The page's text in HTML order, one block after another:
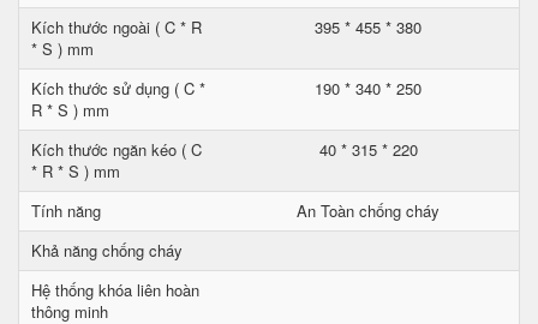
Kích thước ngoài ( C * R
* S ) mm
395 * 455 * 380
Kích thước sử dụng ( C *
R * S ) mm
190 * 340 * 250
Kích thước ngăn kéo ( C
* R * S ) mm
40 * 315 * 220
Tính năng
An Toàn chống cháy
Khả năng chống cháy
Hệ thống khóa liên hoàn
thông minh